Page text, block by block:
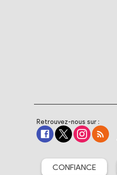
Retrouvez-nous sur :
CONFIANCE